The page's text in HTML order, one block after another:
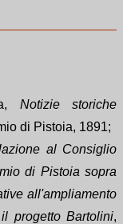
Notizie storiche
di Pistoia, 1891;
al Consiglio
di Pistoia sopra
all'ampliamento
progetto Bartolini,